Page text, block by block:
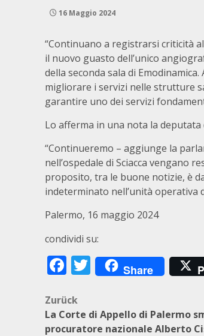
16 Maggio 2024
“Continuano a registrarsi criticità
il nuovo guasto dell’unico
della seconda sala di
migliorare i servizi nelle strutture
garantire uno dei servizi
Lo afferma in una nota la deputata
“Continueremo – aggiunge la
nell’ospedale di Sciacca vengano
proposito, tra le buone notizie, è
indeterminato nell’unità operativa
Palermo, 16 maggio 2024
condividi su:
Facebook
Twitter
Share
Beitragsnavigation
Zurück
La Corte di Appello di Palermo
procuratore nazionale Alberto